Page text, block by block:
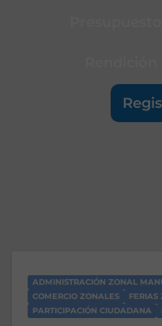
ADMINISTRACIÓN ZONAL
COMERCIO ZONALES
FERIAS
PARTICIPACIÓN CIUDADANA